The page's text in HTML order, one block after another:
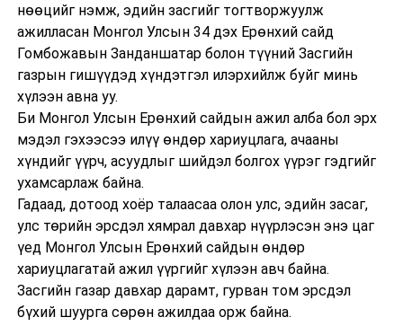
нөөцийг нэмж, эдийн засгийг тогтворжуулж
ажилласан Монгол Улсын 34 дэх Ерөнхий сайд
Гомбожавын Занданшатар болон түүний Засгийн
газрын гишүүдэд хүндэтгэл илэрхийлж буйг минь
хүлээн авна уу.
Би Монгол Улсын Ерөнхий сайдын ажил алба бол эрх
мэдэл гэхээсээ илүү өндөр хариуцлага, ачааны
хүндийг үүрч, асуудлыг шийдэл болгох үүрэг гэдгийг
ухамсарлаж байна.
Гадаад, дотоод хоёр талаасаа олон улс, эдийн засаг,
улс төрийн эрсдэл хямрал давхар нүүрлэсэн энэ цаг
үед Монгол Улсын Ерөнхий сайдын өндөр
хариуцлагатай ажил үүргийг хүлээн авч байна.
Засгийн газар давхар дарамт, гурван том эрсдэл
бүхий шуурга сөрөн ажилдаа орж байна.